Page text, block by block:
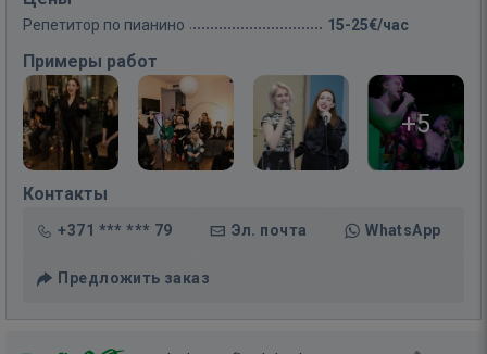
Репетитор по пианино 15-25€/час
Примеры работ
+5
Контакты
+371 *** *** 79 Эл. почта WhatsApp
Предложить заказ